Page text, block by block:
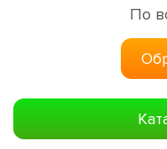
По